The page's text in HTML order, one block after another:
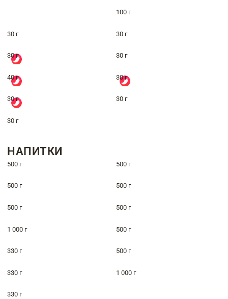
100 г
30 г 30 г
30 г 30 г
40 г 30 г
30 г 30 г
30 г
НАПИТКИ
500 г 500 г
500 г 500 г
500 г 500 г
1 000 г 500 г
330 г 500 г
330 г 1 000 г
330 г